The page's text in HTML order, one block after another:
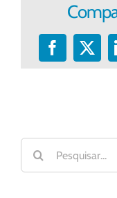
Facebook
X
Buscar
resultados
para: